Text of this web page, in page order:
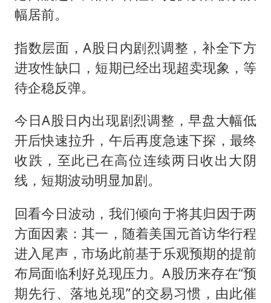
幅居前。
指数层面，A股日内剧烈调整，补全下方
进攻性缺口，短期已经出现超卖现象，等
待企稳反弹。
今日A股日内出现剧烈调整，早盘大幅低
开后快速拉升，午后再度急速下探，最终
收跌，至此已在高位连续两日收出大阴
线，短期波动明显加剧。
回看今日波动，我们倾向于将其归因于两
方面因素：其一，随着美国元首访华行程
进入尾声，市场此前基于乐观预期的提前
布局面临利好兑现压力。A股历来存在“预
期先行、落地兑现”的交易习惯，由此催